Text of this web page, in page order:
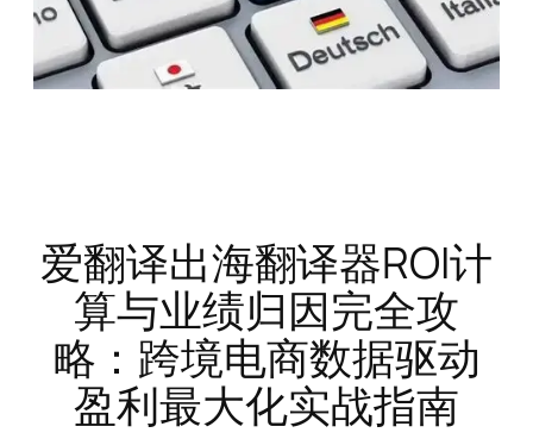
爱翻译出海翻译器ROI计
算与业绩归因完全攻
略：跨境电商数据驱动
盈利最大化实战指南